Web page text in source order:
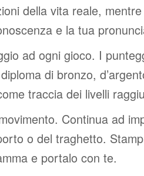
della vita reale,
e la tua
ad ogni gioco. I
di bronzo,
traccia dei livelli
Continua ad
o del traghetto.
e portalo con te.